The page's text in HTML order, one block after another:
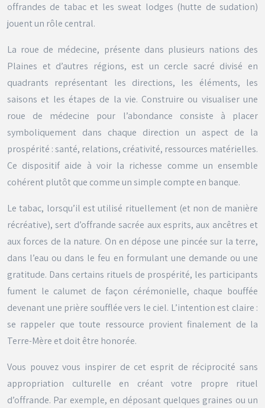
offrandes de tabac et les sweat lodges (hutte de sudation)
jouent un rôle central.
La roue de médecine, présente dans plusieurs nations des
Plaines et d’autres régions, est un cercle sacré divisé en
quadrants représentant les directions, les éléments, les
saisons et les étapes de la vie. Construire ou visualiser une
roue de médecine pour l’abondance consiste à placer
symboliquement dans chaque direction un aspect de la
prospérité : santé, relations, créativité, ressources matérielles.
Ce dispositif aide à voir la richesse comme un ensemble
cohérent plutôt que comme un simple compte en banque.
Le tabac, lorsqu’il est utilisé rituellement (et non de manière
récréative), sert d’offrande sacrée aux esprits, aux ancêtres et
aux forces de la nature. On en dépose une pincée sur la terre,
dans l’eau ou dans le feu en formulant une demande ou une
gratitude. Dans certains rituels de prospérité, les participants
fument le calumet de façon cérémonielle, chaque bouffée
devenant une prière soufflée vers le ciel. L’intention est claire :
se rappeler que toute ressource provient finalement de la
Terre-Mère et doit être honorée.
Vous pouvez vous inspirer de cet esprit de réciprocité sans
appropriation culturelle en créant votre propre rituel
d’offrande. Par exemple, en déposant quelques graines ou un